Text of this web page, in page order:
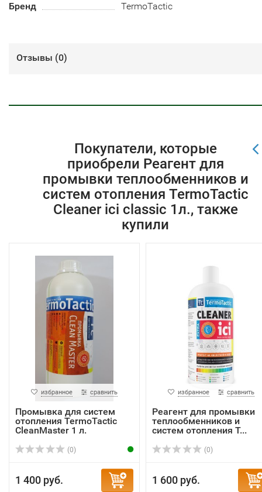
Бренд
TermoTactic
Отзывы (0)
Покупатели, которые
приобрели Реагент для
промывки теплообменников и
систем отопления TermoTactic
Cleaner ici classic 1л., также
купили
избранное сравнить
Промывка для систем
отопления TermoTactic
CleanMaster 1 л.
(0)
1 400 руб.
избранное сравнить
Реагент для промывки
теплообменников и
систем отопления T...
(0)
1 600 руб.